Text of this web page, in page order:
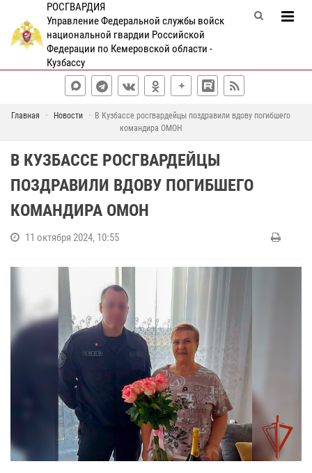
РОСГВАРДИЯ
Управление Федеральной службы войск
национальной гвардии Российской
Федерации по Кемеровской области -
Кузбассу
Главная Новости
В Кузбассе росгвардейцы поздравили вдову погибшего
командира ОМОН
В КУЗБАССЕ РОСГВАРДЕЙЦЫ
ПОЗДРАВИЛИ ВДОВУ ПОГИБШЕГО
КОМАНДИРА ОМОН
11 октября 2024, 10:55